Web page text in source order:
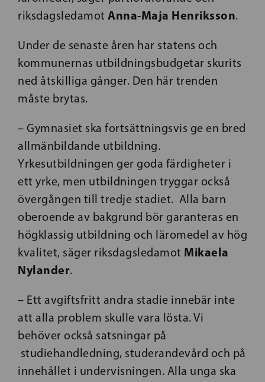
riksdagsledamot Anna-Maja Henriksson.
Under de senaste åren har statens och
kommunernas utbildningsbudgetar skurits
ned åtskilliga gånger. Den här trenden
måste brytas.
– Gymnasiet ska fortsättningsvis ge en bred
allmänbildande utbildning.
Yrkesutbildningen ger goda färdigheter i
ett yrke, men utbildningen tryggar också
övergången till tredje stadiet. Alla barn
oberoende av bakgrund bör garanteras en
högklassig utbildning och läromedel av hög
kvalitet, säger riksdagsledamot Mikaela
Nylander.
– Ett avgiftsfritt andra stadie innebär inte
att alla problem skulle vara lösta. Vi
behöver också satsningar på
studiehandledning, studerandevård och på
innehållet i undervisningen. Alla unga ska